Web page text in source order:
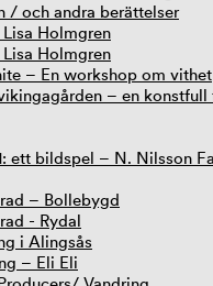
/ och andra berättelser
Holmgren
Holmgren
– En workshop om vithet
– en
ett bildspel – N. Nilsson
– Bollebygd
- Rydal
i Alingsås
– Eli Eli